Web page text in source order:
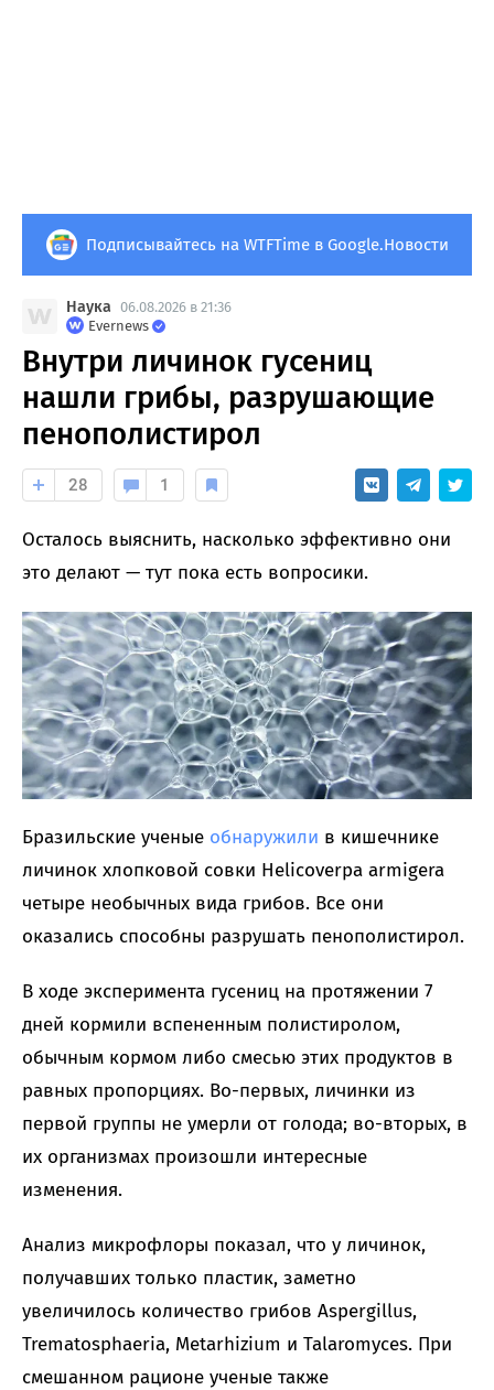
Подписывайтесь на WTFTime в Google.Новости
Наука 06.08.2026 в 21:36
Evernews
Внутри личинок гусениц
нашли грибы, разрушающие
пенополистирол
28 1
Осталось выяснить, насколько эффективно они
это делают — тут пока есть вопросики.
Бразильские ученые обнаружили в кишечнике
личинок хлопковой совки Helicoverpa armigera
четыре необычных вида грибов. Все они
оказались способны разрушать пенополистирол.
В ходе эксперимента гусениц на протяжении 7
дней кормили вспененным полистиролом,
обычным кормом либо смесью этих продуктов в
равных пропорциях. Во-первых, личинки из
первой группы не умерли от голода; во-вторых, в
их организмах произошли интересные
изменения.
Анализ микрофлоры показал, что у личинок,
получавших только пластик, заметно
увеличилось количество грибов Aspergillus,
Trematosphaeria, Metarhizium и Talaromyces. При
смешанном рационе ученые также